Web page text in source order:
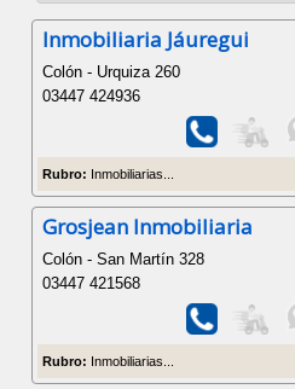
Inmobiliaria Jáuregui
Colón - Urquiza 260
03447 424936
Rubro: Inmobiliarias...
Grosjean Inmobiliaria
Colón - San Martín 328
03447 421568
Rubro: Inmobiliarias...